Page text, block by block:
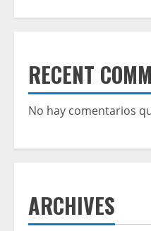
RECENT
No hay comentarios
ARCHIVES